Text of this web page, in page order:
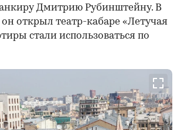
Дмитрию Рубинштейну. В
открыл театр-кабаре «Летучая
стали использоваться по